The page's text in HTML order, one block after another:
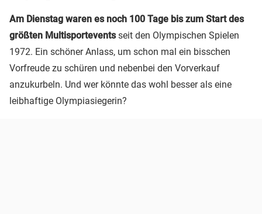
Am Dienstag waren es noch 100 Tage bis zum Start des
größten Multisporteventsseit den Olympischen Spielen
1972. Ein schöner Anlass, um schon mal ein bisschen
Vorfreude zu schüren und nebenbei den Vorverkauf
anzukurbeln. Und wer könnte das wohl besser als eine
leibhaftige Olympiasiegerin?